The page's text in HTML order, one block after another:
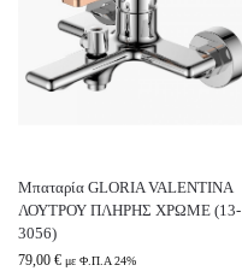
Μπαταρία GLORIA VALENTINA
ΛΟΥΤΡΟΥ ΠΛΗΡΗΣ ΧΡΩΜΕ (13-
3056)
79,00 € με Φ.Π.Α 24%